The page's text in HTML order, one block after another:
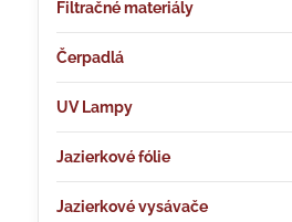
Filtračné materiály
Čerpadlá
UV Lampy
Jazierkové fólie
Jazierkové vysávače